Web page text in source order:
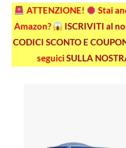
ATTENZIONE!
Stai
Amazon?
ISCRIVITI al
CODICI SCONTO E
seguiciSULLA